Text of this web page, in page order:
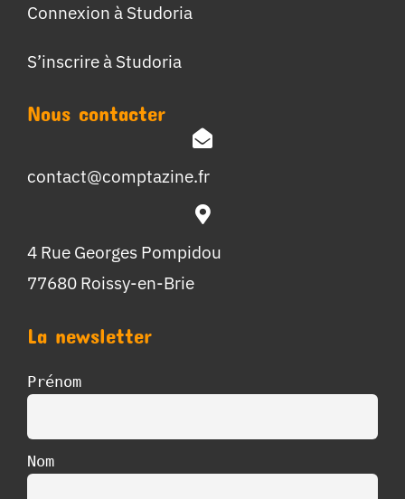
Connexion à Studoria
S’inscrire à Studoria
Nous contacter
contact@comptazine.fr
4 Rue Georges Pompidou
77680 Roissy-en-Brie
La newsletter
Prénom
Nom